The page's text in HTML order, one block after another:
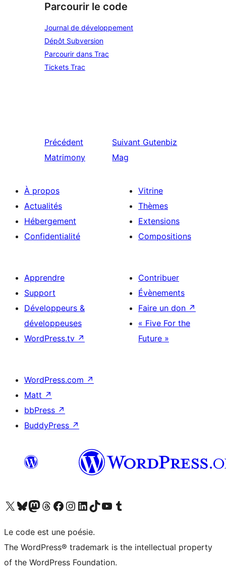
Parcourir le code
Journal de développement
Dépôt Subversion
Parcourir dans Trac
Tickets Trac
Précédent
Matrimony
Suivant Gutenbiz
Mag
À propos
Actualités
Hébergement
Confidentialité
Vitrine
Thèmes
Extensions
Compositions
Apprendre
Support
Développeurs &
développeuses
WordPress.tv ↗
Contribuer
Évènements
Faire un don ↗
« Five For the
Future »
WordPress.com ↗
Matt ↗
bbPress ↗
BuddyPress ↗
Visitez notre compte X (précédemment Twitter)
Visiter notre compte Bluesky
Visiter notre compte Mastodon
Visiter notre compte Threads
Consulter notre compte Facebook
Consulter notre compte Instagram
Consulter notre compte LinkedIn
Visiter notre compte TokTok
Visiter notre chaîne YouTube
Visiter notre compte Tumblr
Le code est une poésie.
The WordPress® trademark is the intellectual property
of the WordPress Foundation.